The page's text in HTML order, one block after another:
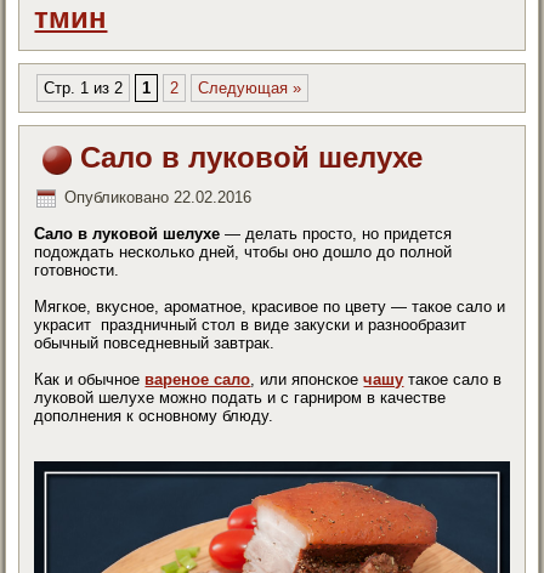
тмин
Стр. 1 из 2 1 2 Следующая »
Сало в луковой шелухе
Опубликовано 22.02.2016
Сало в луковой шелухе — делать просто, но придется
подождать несколько дней, чтобы оно дошло до полной
готовности.
Мягкое, вкусное, ароматное, красивое по цвету — такое сало и
украсит праздничный стол в виде закуски и разнообразит
обычный повседневный завтрак.
Как и обычное вареное сало, или японскоечашу такое сало в
луковой шелухе можно подать и с гарниром в качестве
дополнения к основному блюду.